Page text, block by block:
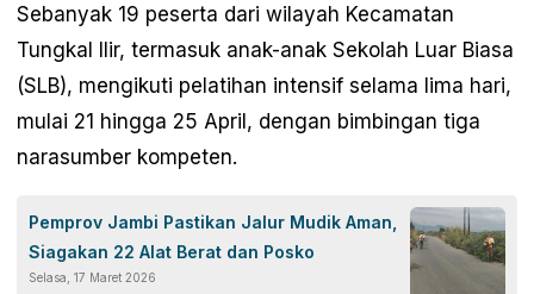
Sebanyak 19 peserta dari wilayah Kecamatan
Tungkal Ilir, termasuk anak-anak Sekolah Luar Biasa
(SLB), mengikuti pelatihan intensif selama lima hari,
mulai 21 hingga 25 April, dengan bimbingan tiga
narasumber kompeten.
Pemprov Jambi Pastikan Jalur Mudik Aman,
Siagakan 22 Alat Berat dan Posko
Selasa, 17 Maret 2026